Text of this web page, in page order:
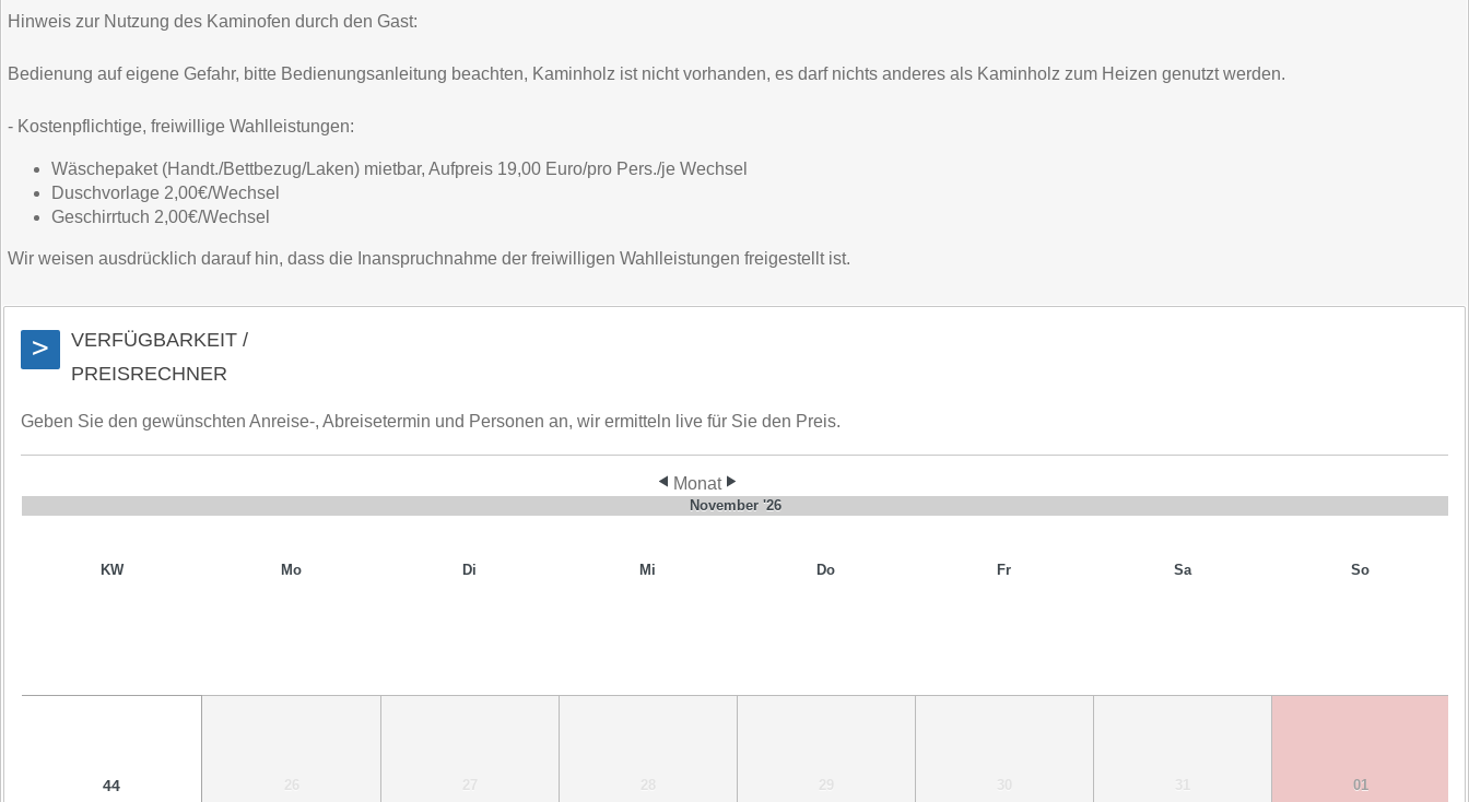
Hinweis zur Nutzung des Kaminofen durch den Gast:
Bedienung auf eigene Gefahr, bitte Bedienungsanleitung beachten, Kaminholz ist nicht vorhanden, es darf nichts anderes als Kaminholz zum Heizen genutzt werden.
- Kostenpflichtige, freiwillige Wahlleistungen:
Wäschepaket (Handt./Bettbezug/Laken) mietbar, Aufpreis 19,00 Euro/pro Pers./je Wechsel
Duschvorlage 2,00€/Wechsel
Geschirrtuch 2,00€/Wechsel
Wir weisen ausdrücklich darauf hin, dass die Inanspruchnahme der freiwilligen Wahlleistungen freigestellt ist.
>
VERFÜGBARKEIT /
PREISRECHNER
Geben Sie den gewünschten Anreise-, Abreisetermin und Personen an, wir ermitteln live für Sie den Preis.
Monat
November '26
KW Mo Di Mi Do Fr Sa So
44 26 27 28 29 30 31 01